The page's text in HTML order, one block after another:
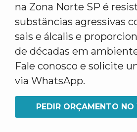
na Zona Norte SP é
substâncias agressivas
sais e álcalis e
de décadas em
Fale conosco e solicite
via WhatsApp.
PEDIR ORÇAMENTO